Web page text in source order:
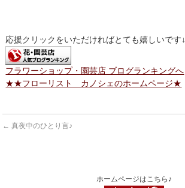
応援クリックをいただければとても嬉しいです↓
フラワーショップ・園芸店 ブログランキングへ
★★フローリスト カノシェのホームページ★
← 真夜中のひとり言♪
ホームページはこちら♪